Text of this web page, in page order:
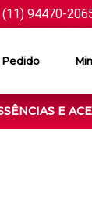
(11) 94470-
Pedido
E